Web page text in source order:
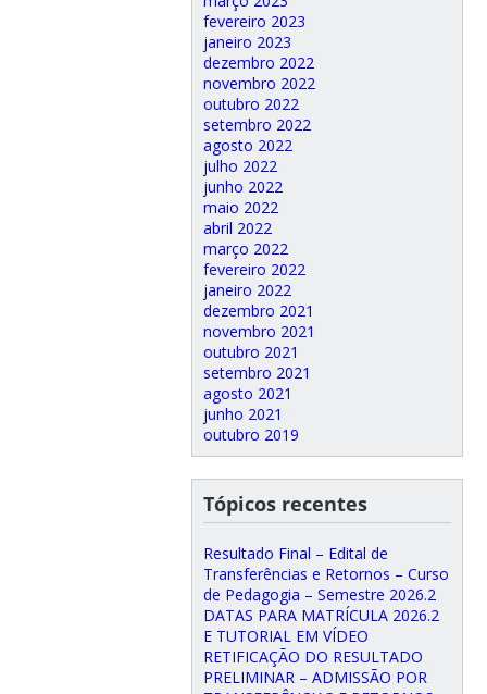
fevereiro 2023
janeiro 2023
dezembro 2022
novembro 2022
outubro 2022
setembro 2022
agosto 2022
julho 2022
junho 2022
maio 2022
abril 2022
março 2022
fevereiro 2022
janeiro 2022
dezembro 2021
novembro 2021
outubro 2021
setembro 2021
agosto 2021
junho 2021
outubro 2019
Tópicos recentes
Resultado Final – Edital de
Transferências e Retornos – Curso
de Pedagogia – Semestre 2026.2
DATAS PARA MATRÍCULA 2026.2
E TUTORIAL EM VÍDEO
RETIFICAÇÃO DO RESULTADO
PRELIMINAR – ADMISSÃO POR